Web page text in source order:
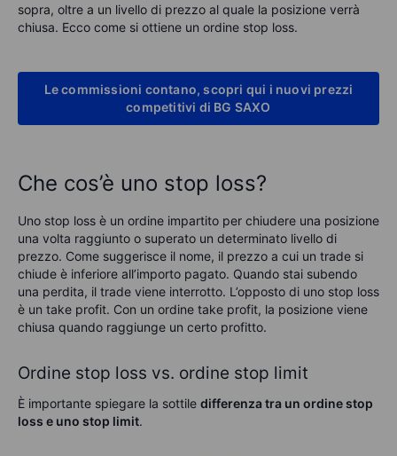
sopra, oltre a un livello di prezzo al quale la posizione verrà
chiusa. Ecco come si ottiene un ordine stop loss.
Le commissioni contano, scopri qui i nuovi prezzi
competitivi di BG SAXO
Che cos’è uno stop loss?
Uno stop loss è un ordine impartito per chiudere una posizione
una volta raggiunto o superato un determinato livello di
prezzo. Come suggerisce il nome, il prezzo a cui un trade si
chiude è inferiore all’importo pagato. Quando stai subendo
una perdita, il trade viene interrotto. L’opposto di uno stop loss
è un take profit. Con un ordine take profit, la posizione viene
chiusa quando raggiunge un certo profitto.
Ordine stop loss vs. ordine stop limit
È importante spiegare la sottile differenza tra un ordine stop
loss e uno stop limit.